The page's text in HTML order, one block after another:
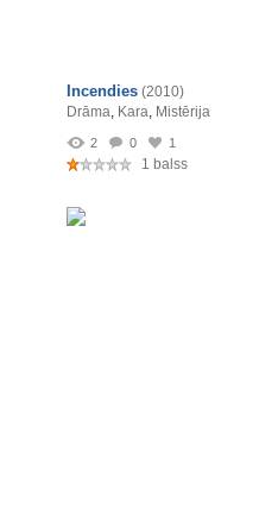
Incendies (2010)
Drāma, Kara, Mistērija
2 0 1
1 balss